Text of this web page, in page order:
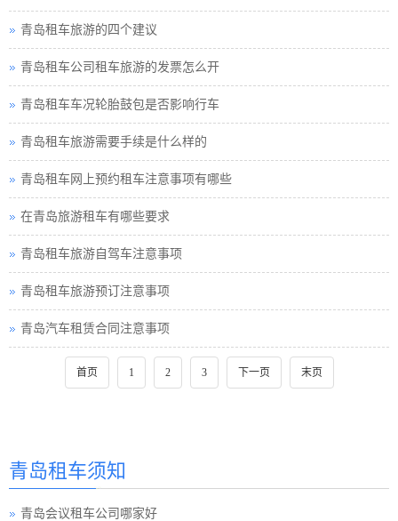
青岛租车旅游的四个建议
青岛租车公司租车旅游的发票怎么开
青岛租车车况轮胎鼓包是否影响行车
青岛租车旅游需要手续是什么样的
青岛租车网上预约租车注意事项有哪些
在青岛旅游租车有哪些要求
青岛租车旅游自驾车注意事项
青岛租车旅游预订注意事项
青岛汽车租赁合同注意事项
首页 1 2 3 下一页 末页
青岛租车须知
青岛会议租车公司哪家好